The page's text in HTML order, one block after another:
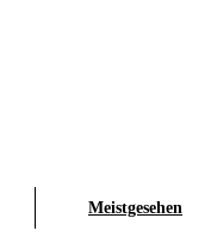
Meistgesehen